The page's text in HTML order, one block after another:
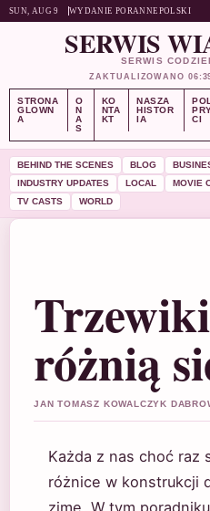
SUN, AUG 9 WYDANIE PORANNE POLSKI
SERWIS
SERWIS
ZAKTUALIZOWANO
STRONA
GLOWN
A
O
N
A
S
KO
NTA
KT
NASZA
HISTOR
IA
CI
BEHIND THE SCENES BLOG
INDUSTRY UPDATES
LOCAL MOVIE
TV CASTS
WORLD
różnią
JAN TOMASZ KOWALCZYK
Każda z nas choć raz
różnice w konstrukcji
zimę. W tym